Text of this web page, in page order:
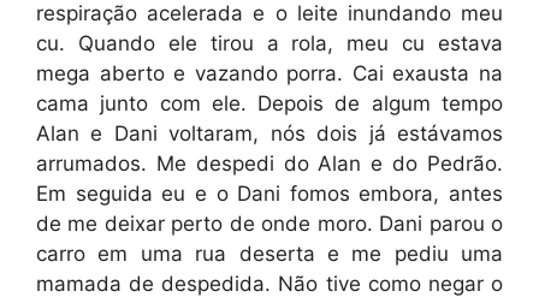
respiração acelerada e o leite inundando meu
cu. Quando ele tirou a rola, meu cu estava
mega aberto e vazando porra. Cai exausta na
cama junto com ele. Depois de algum tempo
Alan e Dani voltaram, nós dois já estávamos
arrumados. Me despedi do Alan e do Pedrão.
Em seguida eu e o Dani fomos embora, antes
de me deixar perto de onde moro. Dani parou o
carro em uma rua deserta e me pediu uma
mamada de despedida. Não tive como negar o